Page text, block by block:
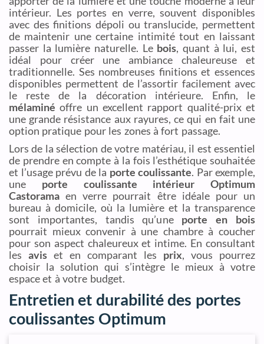
intérieur. Les portes en verre, souvent disponibles
avec des finitions dépoli ou translucide, permettent
de maintenir une certaine intimité tout en laissant
passer la lumière naturelle. Le bois, quant à lui, est
idéal pour créer une ambiance chaleureuse et
traditionnelle. Ses nombreuses finitions et essences
disponibles permettent de l’assortir facilement avec
le reste de la décoration intérieure. Enfin, le
mélaminé offre un excellent rapport qualité-prix et
une grande résistance aux rayures, ce qui en fait une
option pratique pour les zones à fort passage.
Lors de la sélection de votre matériau, il est essentiel
de prendre en compte à la fois l’esthétique souhaitée
et l’usage prévu de la porte coulissante. Par exemple,
une porte coulissante intérieur Optimum
Castorama en verre pourrait être idéale pour un
bureau à domicile, où la lumière et la transparence
sont importantes, tandis qu’une porte en bois
pourrait mieux convenir à une chambre à coucher
pour son aspect chaleureux et intime. En consultant
les avis et en comparant les prix, vous pourrez
choisir la solution qui s’intègre le mieux à votre
espace et à votre budget.
Entretien et durabilité des portes
coulissantes Optimum